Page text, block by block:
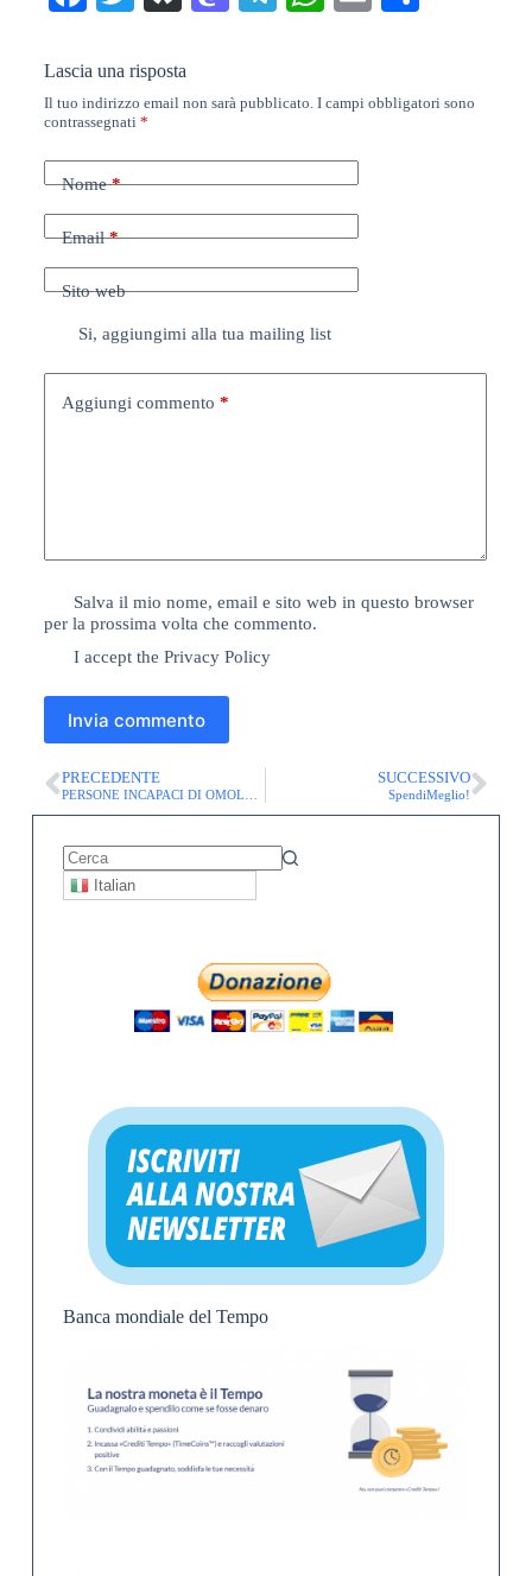
bo
ok
tte
r
po
ra do a
A
vi
Lascia una risposta
Il tuo indirizzo email non sarà pubblicato. I campi obbligatori sono
contrassegnati *
Nome*
Email*
Sito web
Si, aggiungimi alla tua mailing list
Aggiungi commento *
Salva il mio nome, email e sito web in questo browser
per la prossima volta che commento.
I accept thePrivacy Policy
Invia commento
PRECEDENTE SUCCESSIVO
SpendiMeglio!
Italian
Banca mondiale del Tempo